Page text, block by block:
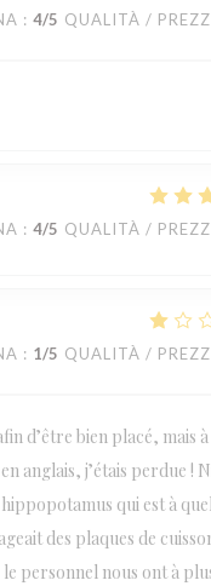
: 4/5 QUALITÀ /
: 4/5 QUALITÀ /
: 1/5 QUALITÀ /
d’être bien placé, mais
anglais, j’étais perdue !
qui est à
des plaques de
personnel nous ont à